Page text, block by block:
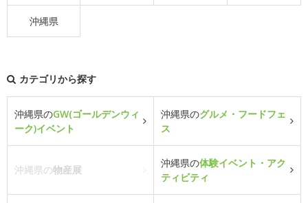
沖縄県
カテゴリから探す
沖縄県のGW(ゴールデンウィ
ーク)イベント
沖縄県のグルメ・フードフェ
ス
沖縄県の物産展
沖縄県の体験イベント・アク
ティビティ